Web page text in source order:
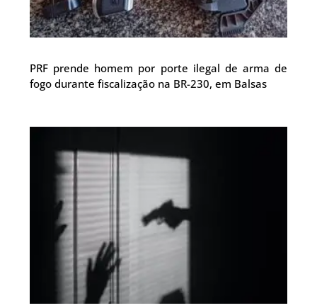
PRF prende homem por porte ilegal de arma de
fogo durante fiscalização na BR-230, em Balsas